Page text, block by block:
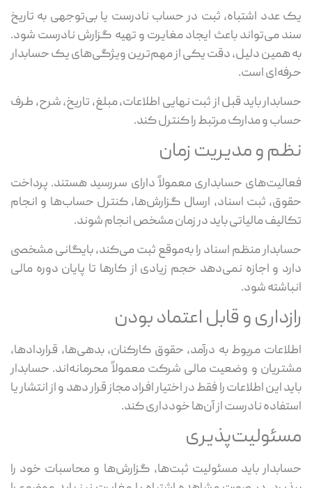
یک عدد اشتباه، ثبت در حساب نادرست یا بی‌توجهی به تاریخ
سند می‌تواند باعث ایجاد مغایرت و تهیه گزارش نادرست شود.
به همین دلیل، دقت یکی از مهم‌ترین ویژگی‌های یک حسابدار
حرفه‌ای است.
حسابدار باید قبل از ثبت نهایی اطلاعات، مبلغ، تاریخ، شرح، طرف
حساب و مدارک مرتبط را کنترل کند.
نظم و مدیریت زمان
فعالیت‌های حسابداری معمولاً دارای سررسید هستند. پرداخت
حقوق، ثبت اسناد، ارسال گزارش‌ها، کنترل حساب‌ها و انجام
تکالیف مالیاتی باید در زمان مشخص انجام شوند.
حسابدار منظم اسناد را به‌موقع ثبت می‌کند، بایگانی مشخصی
دارد و اجازه نمی‌دهد حجم زیادی از کارها تا پایان دوره مالی
انباشته شود.
رازداری و قابل اعتماد بودن
اطلاعات مربوط به درآمد، حقوق کارکنان، بدهی‌ها، قراردادها،
مشتریان و وضعیت مالی شرکت معمولاً محرمانه‌اند. حسابدار
باید این اطلاعات را فقط در اختیار افراد مجاز قرار دهد و از انتشار یا
استفاده نادرست از آن‌ها خودداری کند.
مسئولیت‌پذیری
حسابدار باید مسئولیت ثبت‌ها، گزارش‌ها و محاسبات خود را